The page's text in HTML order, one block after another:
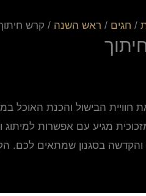
/ חגים / ראש השנה / קרש
חוויית הבישול והכנת האוכל
מגיע עם אפשרות למיתוג
והקדשה בסגנון שמתאים לכם.